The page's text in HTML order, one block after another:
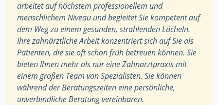
arbeitet auf höchstem professionellem und
menschlichem Niveau und begleitet Sie kompetent auf
dem Weg zu einem gesunden, strahlenden Lächeln.
Ihre zahnärztliche Arbeit konzentriert sich auf Sie als
Patienten, die sie oft schon früh betreuen können. Sie
bieten Ihnen mehr als nur eine Zahnarztpraxis mit
einem großen Team von Spezialisten. Sie können
während der Beratungszeiten eine persönliche,
unverbindliche Beratung vereinbaren.